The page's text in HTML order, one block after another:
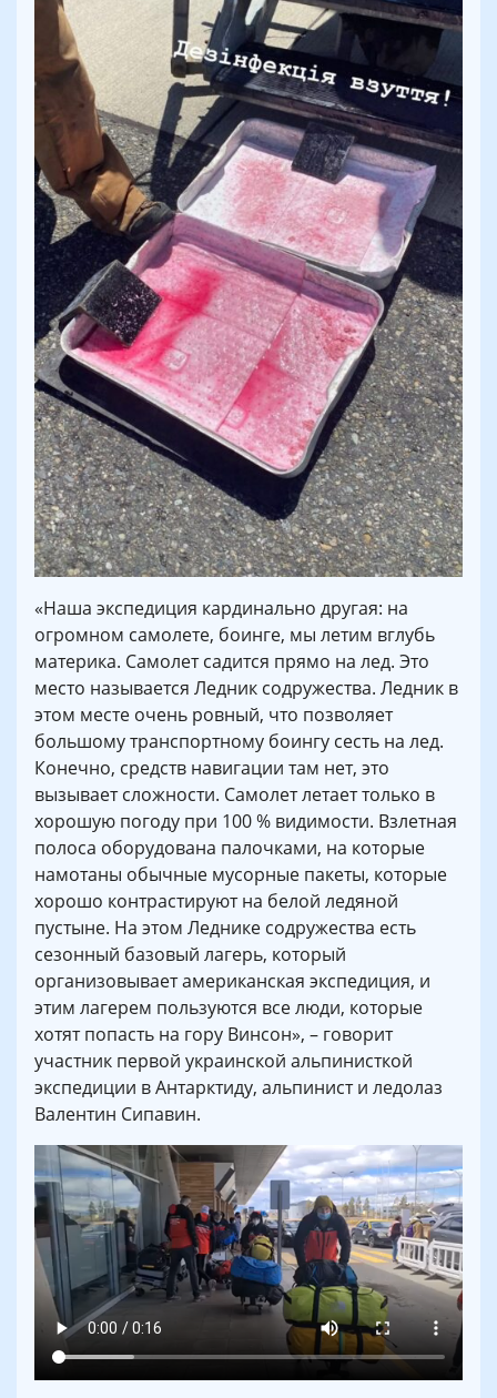
«Наша экспедиция кардинально другая: на
огромном самолете, боинге, мы летим вглубь
материка. Самолет садится прямо на лед. Это
место называется Ледник содружества. Ледник в
этом месте очень ровный, что позволяет
большому транспортному боингу сесть на лед.
Конечно, средств навигации там нет, это
вызывает сложности. Самолет летает только в
хорошую погоду при 100 % видимости. Взлетная
полоса оборудована палочками, на которые
намотаны обычные мусорные пакеты, которые
хорошо контрастируют на белой ледяной
пустыне. На этом Леднике содружества есть
сезонный базовый лагерь, который
организовывает американская экспедиция, и
этим лагерем пользуются все люди, которые
хотят попасть на гору Винсон», – говорит
участник первой украинской альпинисткой
экспедиции в Антарктиду, альпинист и ледолаз
Валентин Сипавин.